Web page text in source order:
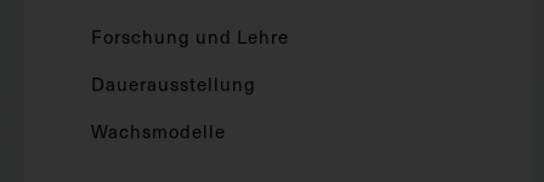
Forschung und Lehre
Dauerausstellung
Wachsmodelle